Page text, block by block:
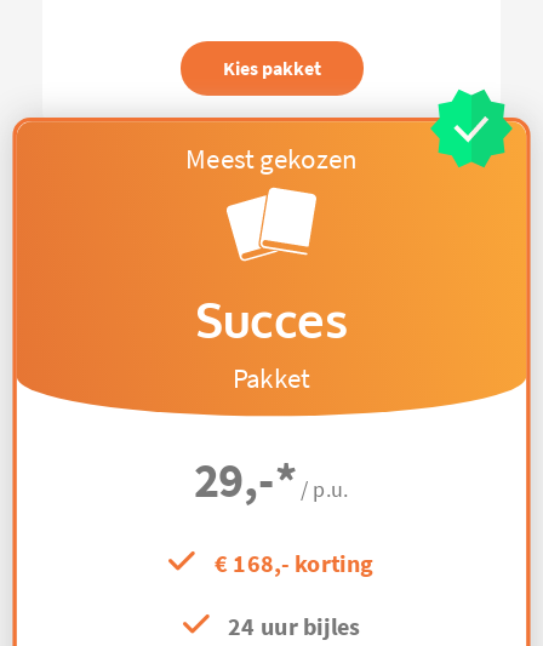
Kies pakket
Succes
Pakket
29,-* / p.u.
€ 168,- korting
24 uur bijles